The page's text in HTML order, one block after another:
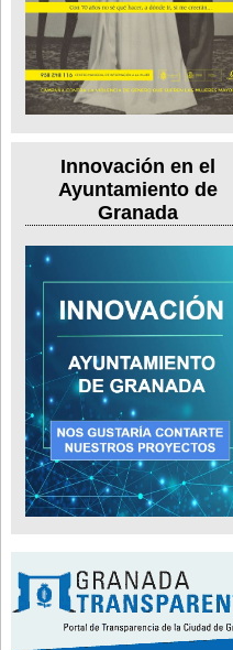
Innovación en el
Ayuntamiento de
Granada